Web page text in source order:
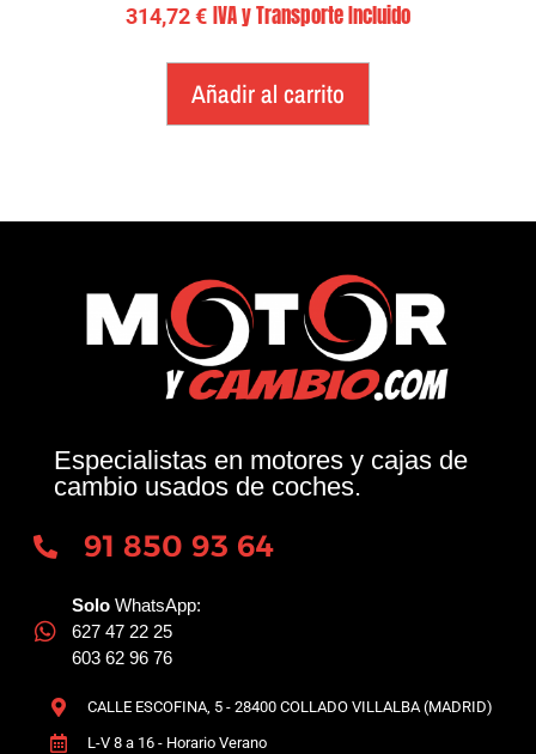
314,72€ IVA y Transporte Incluido
Añadir al carrito
Especialistas en motores y cajas de
cambio usados de coches.
91 850 93 64
Solo WhatsApp:
627 47 22 25
603 62 96 76
CALLE ESCOFINA, 5 - 28400 COLLADO VILLALBA (MADRID)
L-V 8 a 16 - Horario Verano